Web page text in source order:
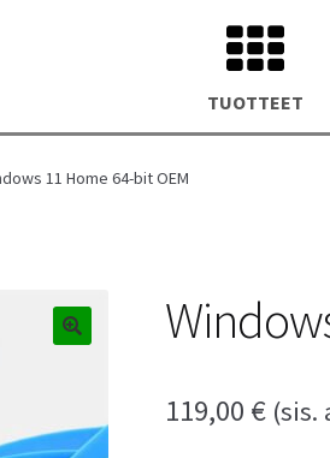
TUOTTEET
11 Home 64-bit OEM
119,00 €(sis.